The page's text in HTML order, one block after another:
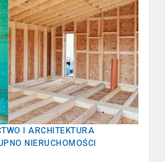
I ARCHITEKTURA
NIERUCHOMOŚCI